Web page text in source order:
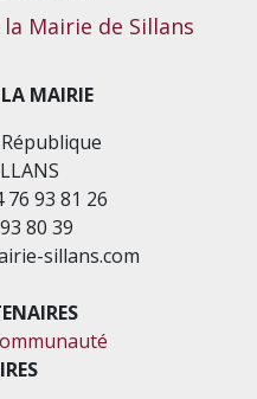
LA MAIRIE
93 81 26
80 39
sillans.com
Mairie de Sillans